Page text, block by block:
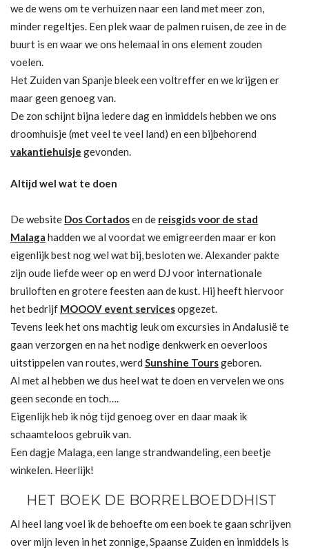
we de wens om te verhuizen naar een land met meer zon,
minder regeltjes. Een plek waar de palmen ruisen, de zee in de
buurt is en waar we ons helemaal in ons element zouden
voelen.
Het Zuiden van Spanje bleek een voltreffer en we krijgen er
maar geen genoeg van.
De zon schijnt bijna iedere dag en inmiddels hebben we ons
droomhuisje (met veel te veel land) en een bijbehorend
vakantiehuisje gevonden.
Altijd wel wat te doen
De website Dos Cortadosen de reisgids voor de stad
Malaga hadden we al voordat we emigreerden maar er kon
eigenlijk best nog wel wat bij, besloten we. Alexander pakte
zijn oude liefde weer op en werd DJ voor internationale
bruiloften en grotere feesten aan de kust. Hij heeft hiervoor
het bedrijf MOOOV event servicesopgezet.
Tevens leek het ons machtig leuk om excursies in Andalusië te
gaan verzorgen en na het nodige denkwerk en oeverloos
uitstippelen van routes, werd Sunshine Toursgeboren.
Al met al hebben we dus heel wat te doen en vervelen we ons
geen seconde en toch….
Eigenlijk heb ik nóg tijd genoeg over en daar maak ik
schaamteloos gebruik van.
Een dagje Malaga, een lange strandwandeling, een beetje
winkelen. Heerlijk!
HET BOEK DE BORRELBOEDDHIST
Al heel lang voel ik de behoefte om een boek te gaan schrijven
over mijn leven in het zonnige, Spaanse Zuiden en inmiddels is